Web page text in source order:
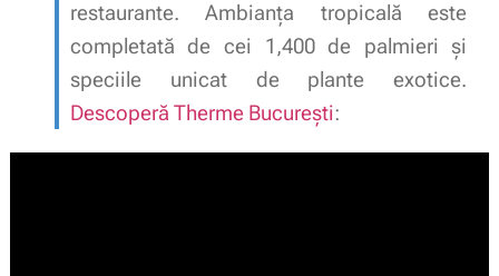
restaurante. Ambianța tropicală este
completată de cei 1,400 de palmieri și
speciile unicat de plante exotice.
Descoperă Therme București: